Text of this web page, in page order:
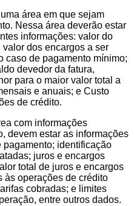
área em que sejam
Nessa área deverão estar
informações: valor do
dos encargos a ser
caso de pagamento mínimo;
devedor da fatura,
para o maior valor total a
e anuais; e Custo
de crédito.
com informações
devem estar as informações
pagamento; identificação
juros e encargos
total de juros e encargos
às operações de crédito
cobradas; e limites
entre outros dados.